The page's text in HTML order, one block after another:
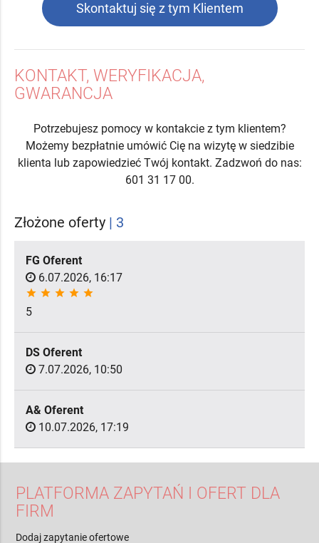
Skontaktuj się z tym Klientem
KONTAKT, WERYFIKACJA,
GWARANCJA
Potrzebujesz pomocy w kontakcie z tym klientem?
Możemy bezpłatnie umówić Cię na wizytę w siedzibie
klienta lub zapowiedzieć Twój kontakt. Zadzwoń do nas:
601 31 17 00.
Złożone oferty | 3
FG Oferent
6.07.2026, 16:17
star star star star star
5
DS Oferent
7.07.2026, 10:50
A& Oferent
10.07.2026, 17:19
PLATFORMA ZAPYTAŃ I OFERT DLA
FIRM
Dodaj zapytanie ofertowe